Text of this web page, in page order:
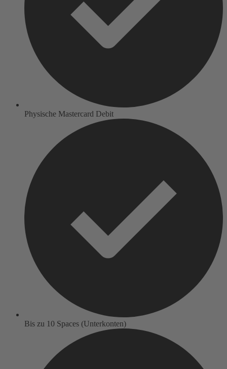
Physische Mastercard Debit
Bis zu 10 Spaces (Unterkonten)